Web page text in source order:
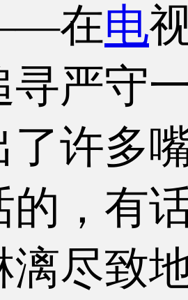
在电
寻严守
了许多
的，有
漓尽致